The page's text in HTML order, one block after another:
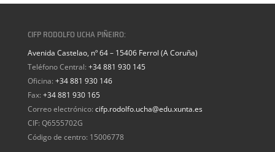
CIFP RODOLFO UCHA PIÑEIRO:
Avenida Castelao, nº 64 – 15406 Ferrol (A Coruña)
Teléfono Central: +34 881 930 145
Oficina: +34 881 930 146
Fax: +34 881 930 165
Correo electrónico: cifp.rodolfo.ucha@edu.xunta.es
CIF: Q6555702G
Código de centro: 15006778